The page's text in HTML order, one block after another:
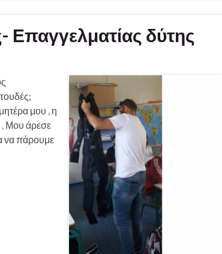
Επαγγελματίας δύτης
μου , η
. Μου άρεσε
να πάρουμε